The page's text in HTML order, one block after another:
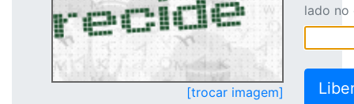
[trocar imagem]
lado no